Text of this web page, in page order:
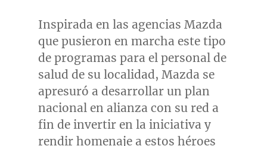
Inspirada en las agencias Mazda
que pusieron en marcha este tipo
de programas para el personal de
salud de su localidad, Mazda se
apresuró a desarrollar un plan
nacional en alianza con su red a
fin de invertir en la iniciativa y
rendir homenaje a estos héroes